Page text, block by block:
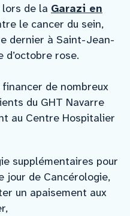
de la Garazi en
le cancer du sein,
dernier à Saint-Jean-
d’octobre rose.
de nombreux
du GHT Navarre
au Centre Hospitalier
supplémentaires pour
jour de Cancérologie,
un apaisement aux